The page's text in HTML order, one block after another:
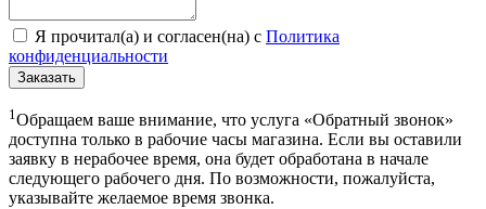
Я прочитал(а) и согласен(на) с Политика
конфиденциальности
Заказать
1Обращаем ваше внимание, что услуга «Обратный звонок»
доступна только в рабочие часы магазина. Если вы оставили
заявку в нерабочее время, она будет обработана в начале
следующего рабочего дня. По возможности, пожалуйста,
указывайте желаемое время звонка.